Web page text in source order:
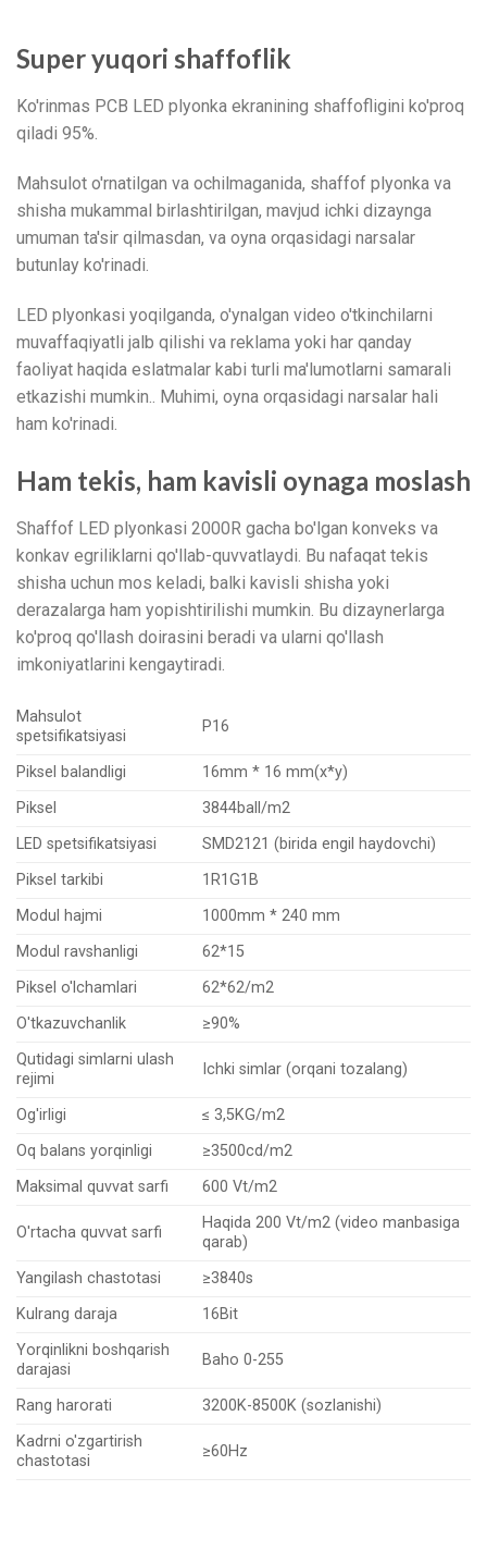
Super yuqori shaffoflik
Ko'rinmas PCB LED plyonka ekranining shaffofligini ko'proq
qiladi 95%.
Mahsulot o'rnatilgan va ochilmaganida, shaffof plyonka va
shisha mukammal birlashtirilgan, mavjud ichki dizaynga
umuman ta'sir qilmasdan, va oyna orqasidagi narsalar
butunlay ko'rinadi.
LED plyonkasi yoqilganda, o'ynalgan video o'tkinchilarni
muvaffaqiyatli jalb qilishi va reklama yoki har qanday
faoliyat haqida eslatmalar kabi turli ma'lumotlarni samarali
etkazishi mumkin.. Muhimi, oyna orqasidagi narsalar hali
ham ko'rinadi.
Ham tekis, ham kavisli oynaga moslash
Shaffof LED plyonkasi 2000R gacha bo'lgan konveks va
konkav egriliklarni qo'llab-quvvatlaydi. Bu nafaqat tekis
shisha uchun mos keladi, balki kavisli shisha yoki
derazalarga ham yopishtirilishi mumkin. Bu dizaynerlarga
ko'proq qo'llash doirasini beradi va ularni qo'llash
imkoniyatlarini kengaytiradi.
Mahsulot
spetsifikatsiyasi
P16
Piksel balandligi 16mm * 16 mm(x*y)
Piksel
3844ball/m2
LED spetsifikatsiyasi
SMD2121 (birida engil haydovchi)
Piksel tarkibi
1R1G1B
Modul hajmi
1000mm * 240 mm
Modul ravshanligi
62*15
Piksel o'lchamlari
62*62/m2
O'tkazuvchanlik
≥90%
Qutidagi simlarni ulash
rejimi
Ichki simlar (orqani tozalang)
Og'irligi
≤ 3,5KG/m2
Oq balans yorqinligi
≥3500cd/m2
Maksimal quvvat sarfi
600 Vt/m2
O'rtacha quvvat sarfi
Haqida 200 Vt/m2 (video manbasiga
qarab)
Yangilash chastotasi
≥3840s
Kulrang daraja
16Bit
Yorqinlikni boshqarish
darajasi
Baho 0-255
Rang harorati 3200K-8500K (sozlanishi)
Kadrni o'zgartirish
chastotasi
≥60Hz